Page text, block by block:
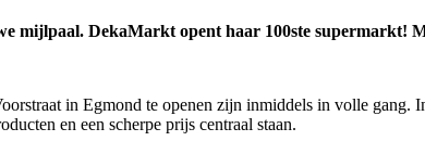
mijlpaal. DekaMarkt opent haar 100ste supermarkt!
in Egmond te openen zijn inmiddels in volle
en een scherpe prijs centraal staan.